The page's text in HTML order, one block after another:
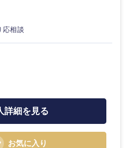
相談
詳細を見る
お気に入り